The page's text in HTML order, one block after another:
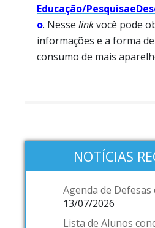
Educação/
o. Nesse linkvocê pode
informações e a forma
consumo de mais
NOTÍCIAS
Agenda de Defesas
13/07/2026
Lista de Alunos